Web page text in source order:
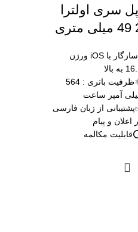
سری اولترا
♦️سازگار با iOS ورژن
به بالا
⚛️ظرفیت باتری : 564
آمپر ساعت
از زبان فارسی
اعلان و پیام
مکالمه